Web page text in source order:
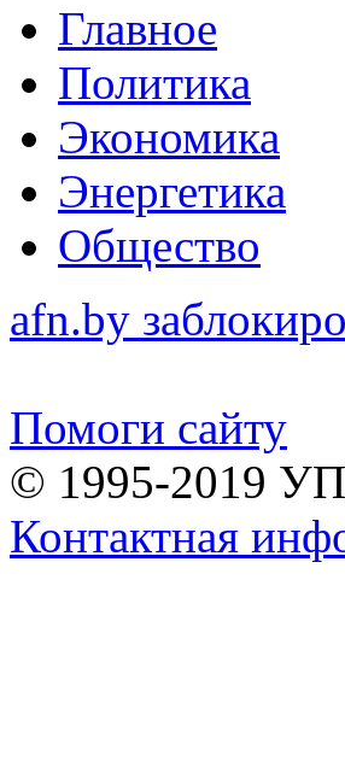
Главное
Политика
Экономика
Энергетика
Общество
afn.by
Помоги сайту
© 1995-2019
Контактная